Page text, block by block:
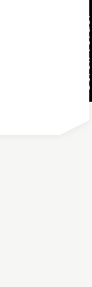
Scroll verder